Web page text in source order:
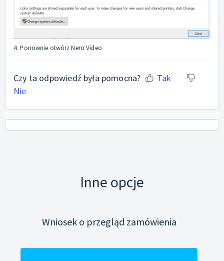
4. Ponownie otwórz Nero Video
Czy ta odpowiedź była pomocna?
Tak
Nie
Inne opcje
Wniosek o przegląd zamówienia